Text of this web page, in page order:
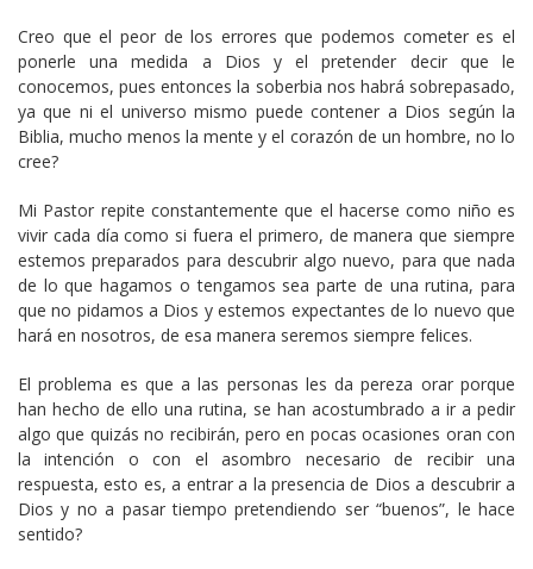
Creo que el peor de los errores que podemos cometer es el
ponerle una medida a Dios y el pretender decir que le
conocemos, pues entonces la soberbia nos habrá sobrepasado,
ya que ni el universo mismo puede contener a Dios según la
Biblia, mucho menos la mente y el corazón de un hombre, no lo
cree?
Mi Pastor repite constantemente que el hacerse como niño es
vivir cada día como si fuera el primero, de manera que siempre
estemos preparados para descubrir algo nuevo, para que nada
de lo que hagamos o tengamos sea parte de una rutina, para
que no pidamos a Dios y estemos expectantes de lo nuevo que
hará en nosotros, de esa manera seremos siempre felices.
El problema es que a las personas les da pereza orar porque
han hecho de ello una rutina, se han acostumbrado a ir a pedir
algo que quizás no recibirán, pero en pocas ocasiones oran con
la intención o con el asombro necesario de recibir una
respuesta, esto es, a entrar a la presencia de Dios a descubrir a
Dios y no a pasar tiempo pretendiendo ser “buenos”, le hace
sentido?